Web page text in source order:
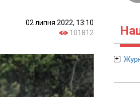
02 липня 2022, 13:10
101812